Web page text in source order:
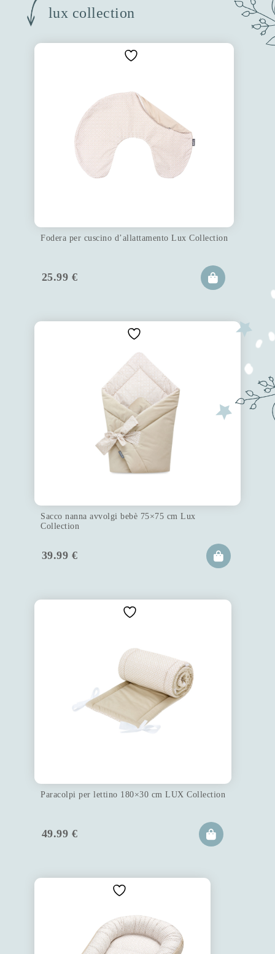
lux collection
Fodera per cuscino d’allattamento Lux Collection
25.99 €
Sacco nanna avvolgi bebè 75×75 cm Lux
Collection
39.99 €
Paracolpi per lettino 180×30 cm LUX Collection
49.99 €